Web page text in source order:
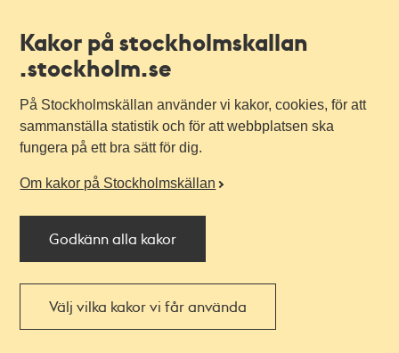
Kakor på stockholmskallan
.stockholm.se
På Stockholmskällan använder vi kakor, cookies, för att
sammanställa statistik och för att webbplatsen ska
fungera på ett bra sätt för dig.
Om kakor på Stockholmskällan
Godkänn alla kakor
Välj vilka kakor vi får använda